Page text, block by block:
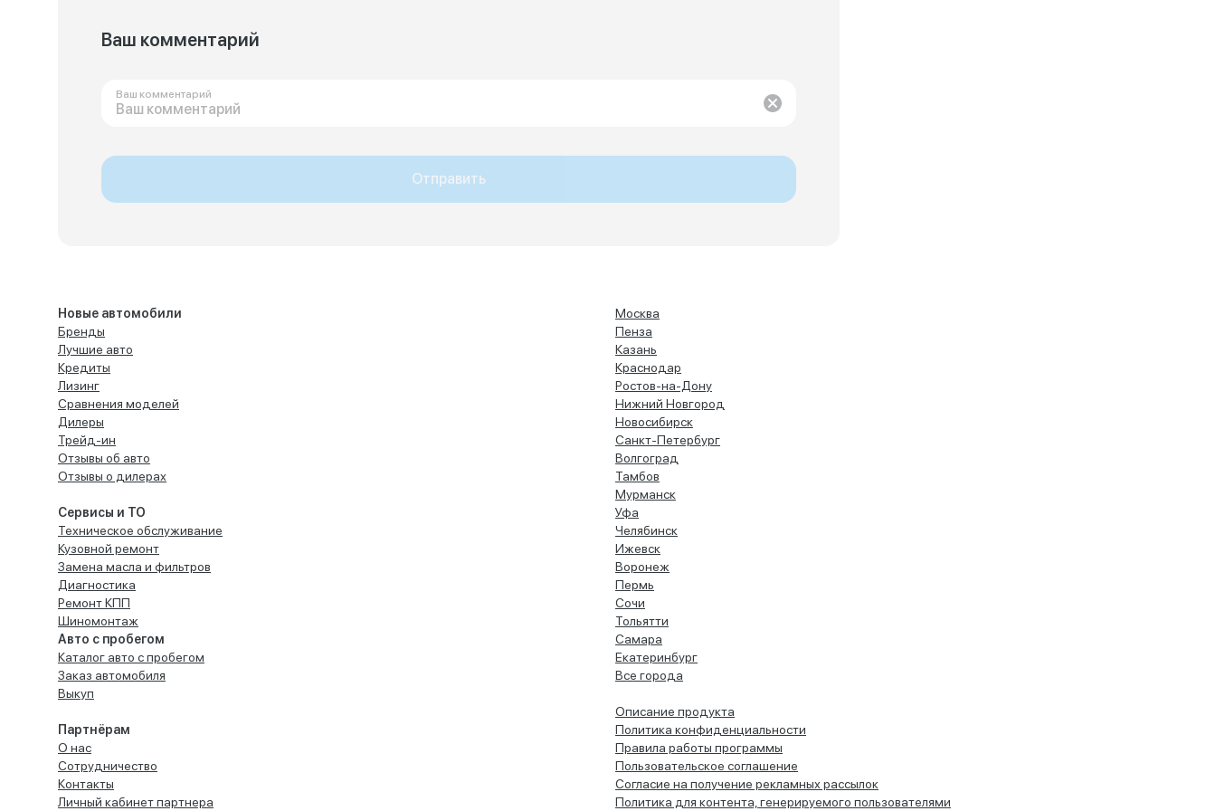
Ваш комментарий
Ваш комментарий
Отправить
Новые автомобили
Бренды
Лучшие авто
Кредиты
Лизинг
Сравнения моделей
Дилеры
Трейд-ин
Отзывы об авто
Отзывы о дилерах
Сервисы и ТО
Техническое обслуживание
Кузовной ремонт
Замена масла и фильтров
Диагностика
Ремонт КПП
Шиномонтаж
Авто с пробегом
Каталог авто с пробегом
Заказ автомобиля
Выкуп
Партнёрам
О нас
Сотрудничество
Контакты
Личный кабинет партнера
Москва
Пенза
Казань
Краснодар
Ростов-на-Дону
Нижний Новгород
Новосибирск
Санкт-Петербург
Волгоград
Тамбов
Мурманск
Уфа
Челябинск
Ижевск
Воронеж
Пермь
Сочи
Тольятти
Самара
Екатеринбург
Все города
Описание продукта
Политика конфиденциальности
Правила работы программы
Пользовательское соглашение
Согласие на получение рекламных рассылок
Политика для контента, генерируемого пользователями